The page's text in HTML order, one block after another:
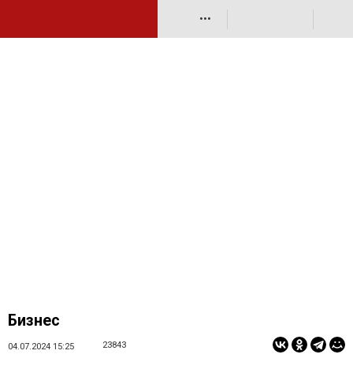
•••
Бизнес
04.07.2024 15:25 23843